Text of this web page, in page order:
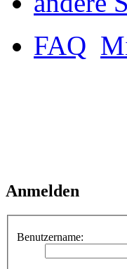
FAQ
Anmelden
Benutzername: